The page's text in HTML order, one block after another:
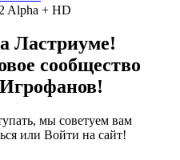
Alpha + HD
Ластриуме!
сообщество
мы советуем вам
или Войти на сайт!